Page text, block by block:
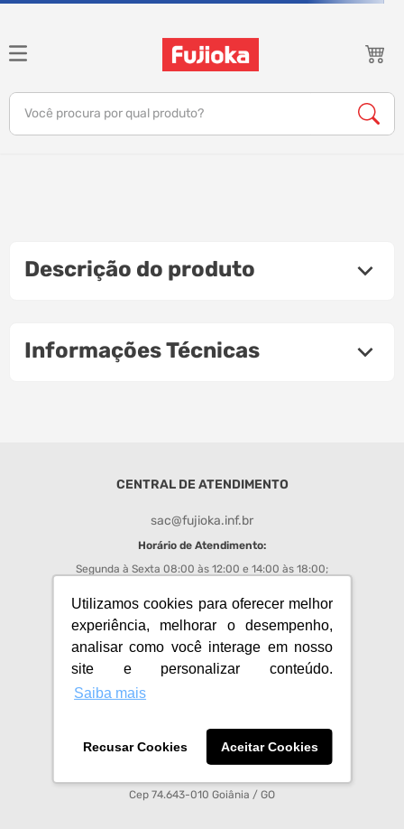
Utilizamos cookies para oferecer melhor
experiência, melhorar o desempenho,
analisar como você interage em nosso
site e personalizar conteúdo.
Saiba mais
Recusar Cookies Aceitar Cookies
Você procura por qual produto?
gamer
ar condicionado
Descrição do produto
Informações Técnicas
CENTRAL DE ATENDIMENTO
sac@fujioka.inf.br
Horário de Atendimento:
Segunda à Sexta 08:00 às 12:00 e 14:00 às 18:00;
REDES SOCIAIS FUJIOKA
Acompanhe todas as promoções e novidades do Fujioka
Fujioka Eletro Imagem S.A - CNPJ 01.008.713/0001-64
Cep 74.643-010 Goiânia / GO